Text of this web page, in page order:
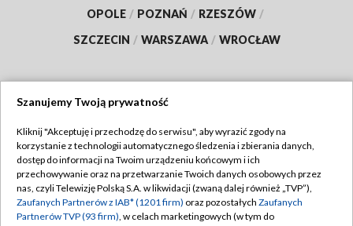
OPOLE / POZNAŃ / RZESZÓW /
SZCZECIN / WARSZAWA / WROCŁAW
TVP
Abonament TVP
Emisja w TVP
Regulamin TVP
Polityka prywatności
Szanujemy Twoją prywatność
Kliknij "Akceptuję i przechodzę do serwisu", aby wyrazić zgody na
korzystanie z technologii automatycznego śledzenia i zbierania danych,
dostęp do informacji na Twoim urządzeniu końcowym i ich
przechowywanie oraz na przetwarzanie Twoich danych osobowych przez
nas, czyli Telewizję Polską S.A. w likwidacji (zwaną dalej również „TVP”),
Zaufanych Partnerów z IAB* (1201 firm) oraz pozostałych Zaufanych
Partnerów TVP (93 firm), w celach marketingowych (w tym do